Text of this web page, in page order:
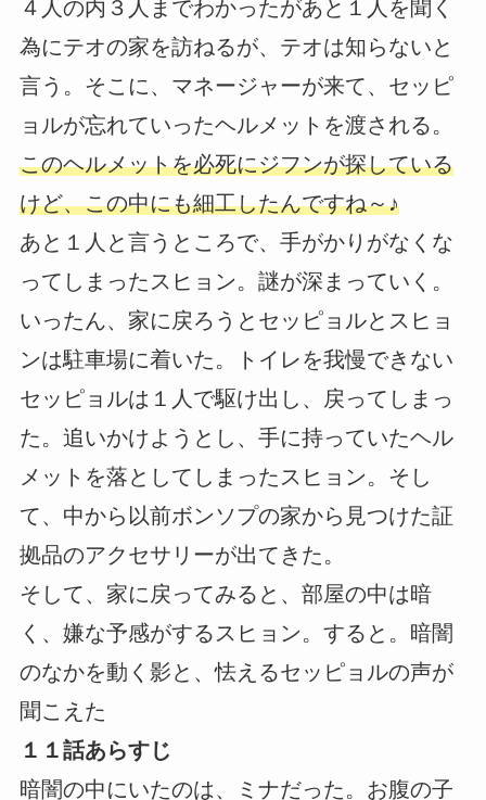
４人の内３人までわかったがあと１人を聞く
為にテオの家を訪ねるが、テオは知らないと
言う。そこに、マネージャーが来て、セッピ
ョルが忘れていったヘルメットを渡される。
このヘルメットを必死にジフンが探している
けど、この中にも細工したんですね～♪
あと１人と言うところで、手がかりがなくな
ってしまったスヒョン。謎が深まっていく。
いったん、家に戻ろうとセッピョルとスヒョ
ンは駐車場に着いた。トイレを我慢できない
セッピョルは１人で駆け出し、戻ってしまっ
た。追いかけようとし、手に持っていたヘル
メットを落としてしまったスヒョン。そし
て、中から以前ボンソプの家から見つけた証
拠品のアクセサリーが出てきた。
そして、家に戻ってみると、部屋の中は暗
く、嫌な予感がするスヒョン。すると。暗闇
のなかを動く影と、怯えるセッピョルの声が
聞こえた
１１話あらすじ
暗闇の中にいたのは、ミナだった。お腹の子